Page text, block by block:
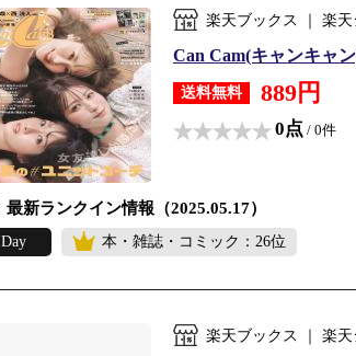
楽天ブックス ｜ 楽天
Can Cam(キャンキャ
送料無料 889円
0点 / 0件
最新ランクイン情報（2025.05.17）
Day 本・雑誌・コミック：26位
楽天ブックス ｜ 楽天